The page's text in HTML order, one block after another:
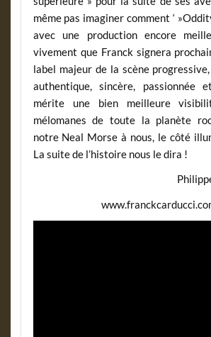
même pas imaginer comment ‘
avec une production encore
vivement que Franck signera
label majeur de la scène
authentique, sincère, passionnée
mérite une bien meilleure
mélomanes de toute la planète
notre Neal Morse à nous, le côté
La suite de l’histoire nous le dira !